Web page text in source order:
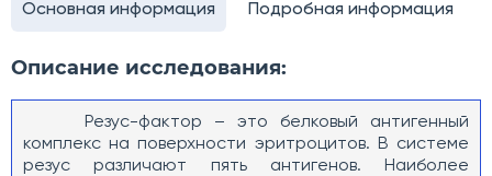
Основная информация Подробная информация
Описание исследования:
Резус-фактор – это белковый антигенный
комплекс на поверхности эритроцитов. В системе
резус различают пять антигенов. Наиболее